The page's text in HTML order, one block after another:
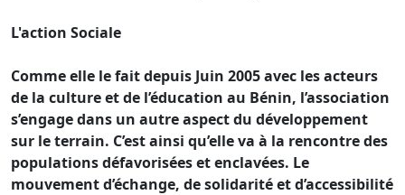
L'action Sociale
Comme elle le fait depuis Juin 2005 avec les acteurs
de la culture et de l’éducation au Bénin, l’association
s’engage dans un autre aspect du développement
sur le terrain. C’est ainsi qu’elle va à la rencontre des
populations défavorisées et enclavées. Le
mouvement d’échange, de solidarité et d’accessibilité